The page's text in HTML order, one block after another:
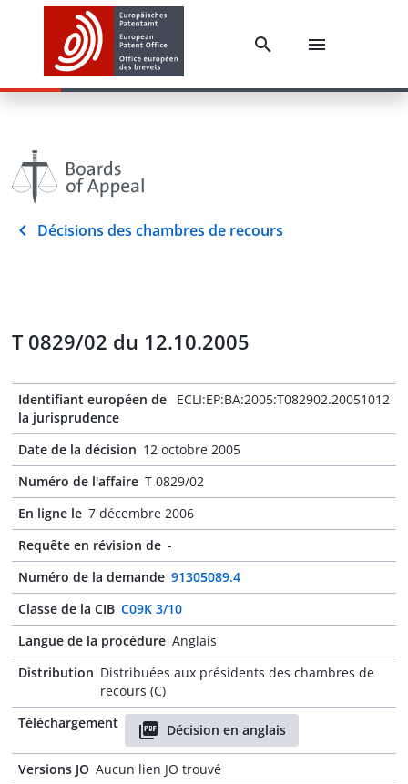
Décisions des chambres de recours
T 0829/02 du 12.10.2005
Identifiant européen de
la jurisprudence
ECLI:EP:BA:2005:T082902.20051012
Date de la décision 12 octobre 2005
Numéro de l'affaire T 0829/02
En ligne le 7 décembre 2006
Requête en révision de -
Numéro de la demande 91305089.4
Classe de la CIB C09K 3/10
Langue de la procédure Anglais
Distribution Distribuées aux présidents des chambres de
recours (C)
Téléchargement
Décision en anglais
Versions JO Aucun lien JO trouvé